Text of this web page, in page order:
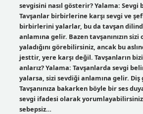
sevgisini nasıl gösterir? Yalama:
Tavşanlar birbirlerine karşı sevgi ve
birbirlerini yalarlar, bu da tavşan
anlamına gelir. Bazen tavşanınızın
yaladığını görebilirsiniz, ancak bu
jesttir, yere karşı değil. Tavşanların
anlarız? Yalama: Tavşanlarda sevgi
yalarsa, sizi sevdiği anlamına gelir. Diş
Tavşanınıza bakarken böyle bir ses
sevgi ifadesi olarak
sebepsiz…